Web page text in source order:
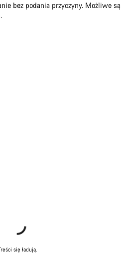
bez podania przyczyny. Możliwe są
się ładują.